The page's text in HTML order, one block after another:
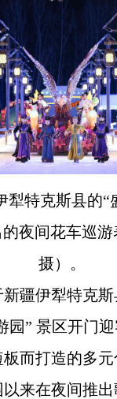
犁特克斯县的“
夜间花车巡游
摄）。
伊犁特克斯
园” 景区开门
而打造的多
来在夜间推